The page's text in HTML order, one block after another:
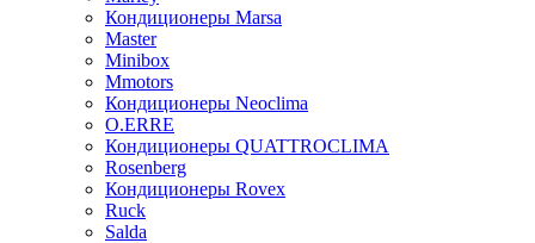
Кондиционеры Marsa
Master
Minibox
Mmotors
Кондиционеры Neoclima
O.ERRE
Кондиционеры QUATTROCLIMA
Rosenberg
Кондиционеры Rovex
Ruck
Salda